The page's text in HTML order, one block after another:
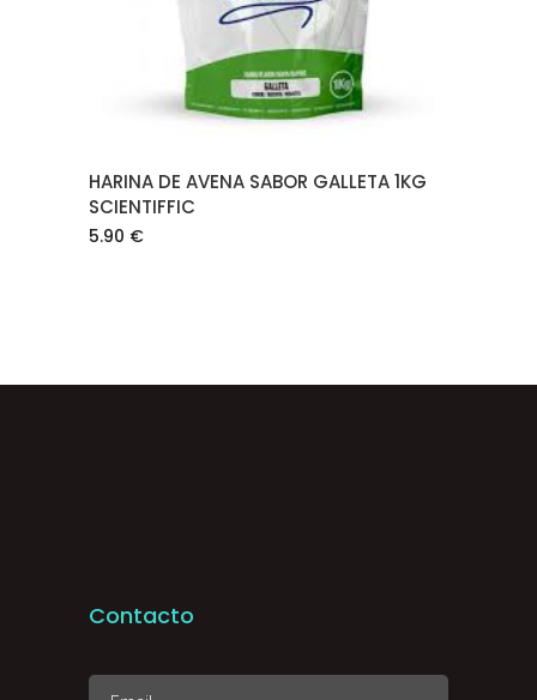
HARINA DE AVENA SABOR GALLETA 1KG
SCIENTIFFIC
5.90 €
Contacto